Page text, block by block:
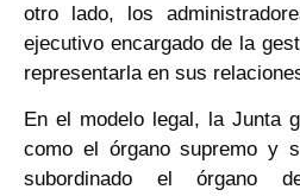
otro lado, los
ejecutivo encargado de la
representarla en sus
En el modelo legal, la Junta
como el órgano supremo y
subordinado el órgano